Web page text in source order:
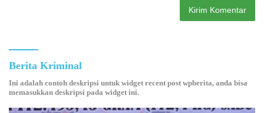
Berita Kriminal
Ini adalah contoh deskripsi untuk widget recent post wpberita, anda bisa
memasukkan deskripsi pada widget ini.